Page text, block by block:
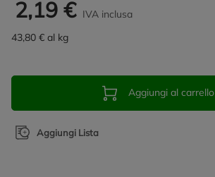
2,19 € IVA inclusa
43,80 € al kg
Aggiungi al carrello
Aggiungi Lista